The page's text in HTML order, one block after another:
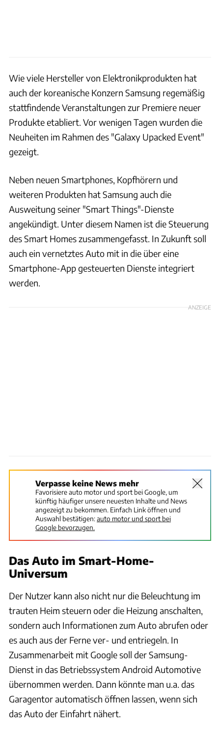
Wie viele Hersteller von Elektronikprodukten hat
auch der koreanische Konzern Samsung regemäßig
stattfindende Veranstaltungen zur Premiere neuer
Produkte etabliert. Vor wenigen Tagen wurden die
Neuheiten im Rahmen des "Galaxy Upacked Event"
gezeigt.
Neben neuen Smartphones, Kopfhörern und
weiteren Produkten hat Samsung auch die
Ausweitung seiner "Smart Things"-Dienste
angekündigt. Unter diesem Namen ist die Steuerung
des Smart Homes zusammengefasst. In Zukunft soll
auch ein vernetztes Auto mit in die über eine
Smartphone-App gesteuerten Dienste integriert
werden.
ANZEIGE
Verpasse keine News mehr
Favorisiere auto motor und sport bei Google, um
künftig häufiger unsere neuesten Inhalte und News
angezeigt zu bekommen. Einfach Link öffnen und
Auswahl bestätigen:auto motor und sport bei
Google bevorzugen.
Das Auto im Smart-Home-
Universum
Der Nutzer kann also nicht nur die Beleuchtung im
trauten Heim steuern oder die Heizung anschalten,
sondern auch Informationen zum Auto abrufen oder
es auch aus der Ferne ver- und entriegeln. In
Zusammenarbeit mit Google soll der Samsung-
Dienst in das Betriebssystem Android Automotive
übernommen werden. Dann könnte man u.a. das
Garagentor automatisch öffnen lassen, wenn sich
das Auto der Einfahrt nähert.